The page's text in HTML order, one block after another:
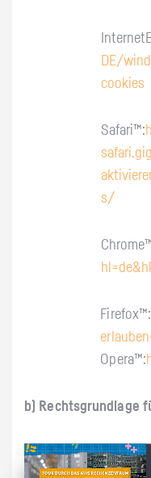
DE/
cookies
Safari™:
s/
Firefox™:
Opera™:
b) Rechtsgrundlage
Die Rechtsgrundlage